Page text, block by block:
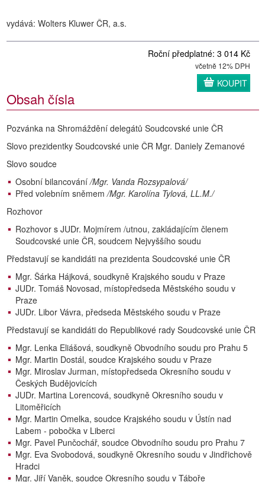
vydává: Wolters Kluwer ČR, a.s.
Roční předplatné: 3 014 Kč
včetně 12% DPH
KOUPIT
Obsah čísla
Pozvánka na Shromáždění delegátů Soudcovské unie ČR
Slovo prezidentky Soudcovské unie ČR Mgr. Daniely Zemanové
Slovo soudce
Osobní bilancování/Mgr. Vanda Rozsypalová/
Před volebním sněmem/Mgr. Karolína Tylová, LL.M./
Rozhovor
Rozhovor s JUDr. Mojmírem /utnou, zakládajícím členem
Soudcovské unie ČR, soudcem Nejvyššího soudu
Představují se kandidáti na prezidenta Soudcovské unie ČR
Mgr. Šárka Hájková, soudkyně Krajského soudu v Praze
JUDr. Tomáš Novosad, místopředseda Městského soudu v
Praze
JUDr. Libor Vávra, předseda Městského soudu v Praze
Představují se kandidáti do Republikové rady Soudcovské unie ČR
Mgr. Lenka Eliášová, soudkyně Obvodního soudu pro Prahu 5
Mgr. Martin Dostál, soudce Krajského soudu v Praze
Mgr. Miroslav Jurman, místopředseda Okresního soudu v
Českých Budějovicích
JUDr. Martina Lorencová, soudkyně Okresního soudu v
Litoměřicích
Mgr. Martin Omelka, soudce Krajského soudu v Ústín nad
Labem - pobočka v Liberci
Mgr. Pavel Punčochář, soudce Obvodního soudu pro Prahu 7
Mgr. Eva Svobodová, soudkyně Okresního soudu v Jindřichově
Hradci
Mgr. Jiří Vaněk, soudce Okresního soudu v Táboře